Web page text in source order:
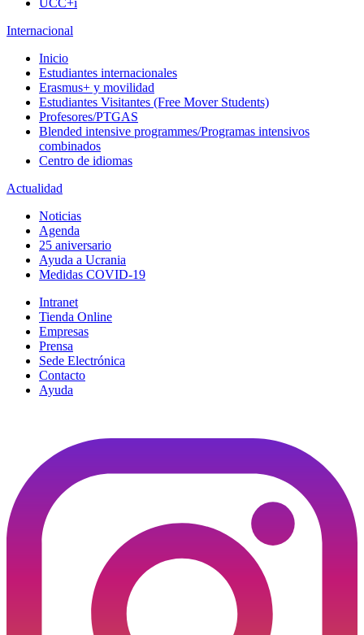
UCC+i
Internacional
Inicio
Estudiantes internacionales
Erasmus+ y movilidad
Estudiantes Visitantes (Free Mover Students)
Profesores/PTGAS
Blended intensive programmes/Programas intensivos
combinados
Centro de idiomas
Actualidad
Noticias
Agenda
25 aniversario
Ayuda a Ucrania
Medidas COVID-19
Intranet
Tienda Online
Empresas
Prensa
Sede Electrónica
Contacto
Ayuda